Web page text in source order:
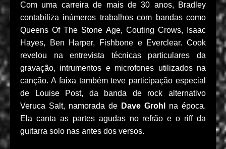
Com uma carreira de mais de 30 anos, Bradley
contabiliza inúmeros trabalhos com bandas como
Queens Of The Stone Age, Couting Crows, Isaac
Hayes, Ben Harper, Fishbone e Everclear. Cook
revelou na entrevista técnicas particulares da
gravação, intrumentos e microfones utilizados na
canção. A faixa também teve participação especial
de Louise Post, da banda de rock alternativo
Veruca Salt, namorada de Dave Grohl
na época.
Ela canta as partes agudas no refrão e o riff da
guitarra solo nas antes dos versos.